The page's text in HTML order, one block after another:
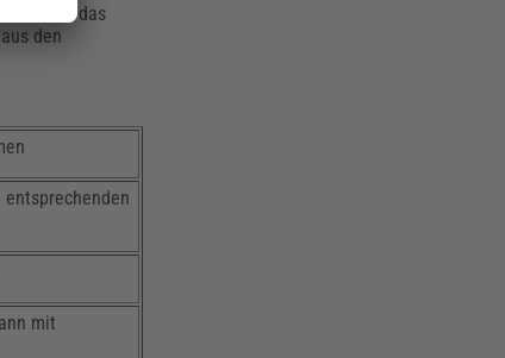
das
den
mit